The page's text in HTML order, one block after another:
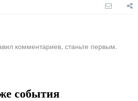
комментариев, станьте первым.
события